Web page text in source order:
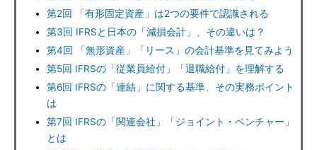
第2回 「有形固定資産」は2つの要件で認識される
第3回 IFRSと日本の「減損会計」、その違いは？
第4回 「無形資産」「リース」の会計基準を見てみよう
第5回 IFRSの「従業員給付」「退職給付」を理解する
第6回 IFRSの「連結」に関する基準、その実務ポイント
は
第7回 IFRSの「関連会社」「ジョイント・ベンチャー」
とは